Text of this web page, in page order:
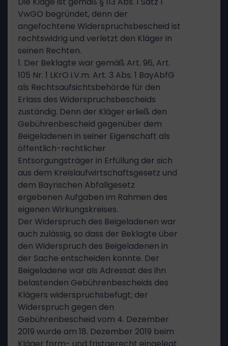
VwGO begründet, denn der
angefochtene Widerspruchsbescheid ist
rechtswidrig und verletzt den Kläger in
seinen Rechten.
1. Der Beklagte war gemäß Art. 96, Art.
105 Nr. 1 LKrO i.V.m. Art. 3 Abs. 1 BayAbfG
als Rechtsaufsichtsbehörde für den
Erlass des Widerspruchsbescheids
zuständig. Denn der Kläger erließ den
Gebührenbescheid gegenüber dem
Beigeladenen in seiner Eigenschaft als
öffentlich-rechtlicher
Entsorgungsträger in Erfüllung der sich
aus dem Kreislaufwirtschaftsgesetz und
dem Bayrischen Abfallgesetz
ergebenen Aufgaben im Rahmen des
eigenen Wirkungskreises.
Der Widerspruch des Beigeladenen war
auch zulässig, so dass der Beklagte über
den Widerspruch des Beigeladenen in
der Sache entscheiden konnte. Der
Beigeladene war als Adressat des ihn
belastenden Gebührenbescheids des
Klägers widerspruchsbefugt; der
Widerspruch gegen den
Gebührenbescheid vom 4. Dezember
2019 wurde am 18. Dezember 2019 beim